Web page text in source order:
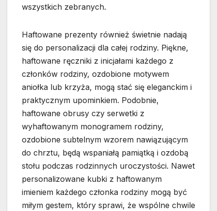
wszystkich zebranych.
Haftowane prezenty również świetnie nadają
się do personalizacji dla całej rodziny. Piękne,
haftowane ręczniki z inicjałami każdego z
członków rodziny, ozdobione motywem
aniołka lub krzyża, mogą stać się eleganckim i
praktycznym upominkiem. Podobnie,
haftowane obrusy czy serwetki z
wyhaftowanym monogramem rodziny,
ozdobione subtelnym wzorem nawiązującym
do chrztu, będą wspaniałą pamiątką i ozdobą
stołu podczas rodzinnych uroczystości. Nawet
personalizowane kubki z haftowanym
imieniem każdego członka rodziny mogą być
miłym gestem, który sprawi, że wspólne chwile